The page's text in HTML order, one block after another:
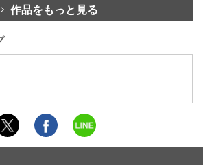
作品をもっと見る